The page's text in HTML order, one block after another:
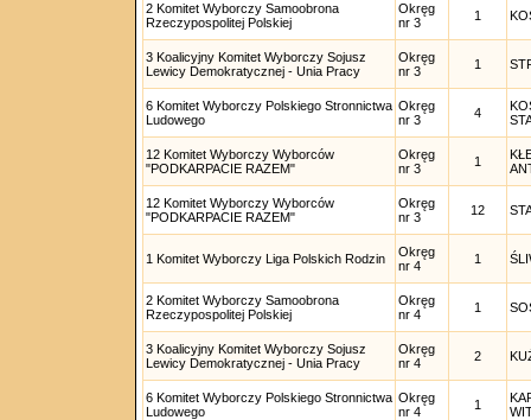
2 Komitet Wyborczy Samoobrona
Rzeczypospolitej Polskiej
Okręg
nr 3
1
3 Koalicyjny Komitet Wyborczy Sojusz
Lewicy Demokratycznej - Unia Pracy
Okręg
nr 3
1
6 Komitet Wyborczy Polskiego Stronnictwa
Ludowego
Okręg
nr 3
4
12 Komitet Wyborczy Wyborców
"PODKARPACIE RAZEM"
Okręg
nr 3
1
12 Komitet Wyborczy Wyborców
"PODKARPACIE RAZEM"
Okręg
nr 3
12
1 Komitet Wyborczy Liga Polskich Rodzin
Okręg
nr 4
1
2 Komitet Wyborczy Samoobrona
Rzeczypospolitej Polskiej
Okręg
nr 4
1
3 Koalicyjny Komitet Wyborczy Sojusz
Lewicy Demokratycznej - Unia Pracy
Okręg
nr 4
2
6 Komitet Wyborczy Polskiego Stronnictwa
Ludowego
Okręg
nr 4
1